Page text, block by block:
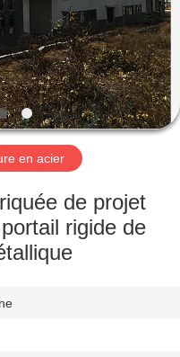
en acier
de projet
rigide de